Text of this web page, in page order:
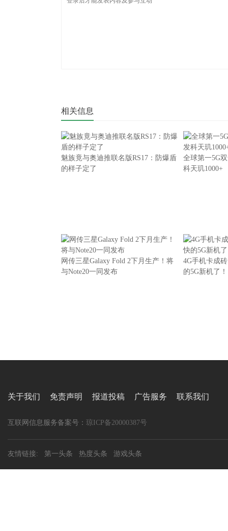
相关信息
魅族竟与奥迪推联名版RS17：防爆盾
的样子定了
全球第一5G
科天玑1000+
网传三星Galaxy Fold 2下月生产！将
与Note20一同发布
4G手机卡成
的5G新机了！
关于我们 免责声明 报道投稿 广告服务 联系我们
互联网信息服务备案号： 琼ICP备20000387号
友情链接: 第一头条 热度头条 游戏头条